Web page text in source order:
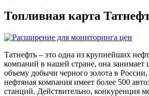
Топливная карта
Татнефть – это одна из крупнейших
компаний в нашей стране, она занимает
объему добычи черного золота в
нефтяная компания имеет более 500
станций. Действительно, конкуренция